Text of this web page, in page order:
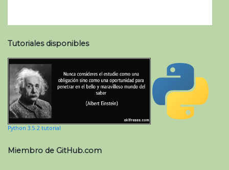
Tutoriales disponibles
Python 3.5.2 tutorial
Miembro de GitHub.com